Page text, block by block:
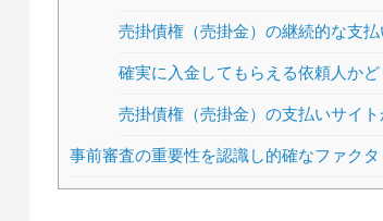
売掛債権（売掛金）の継続的な支
確実に入金してもらえる依頼人か
売掛債権（売掛金）の支払いサイ
事前審査の重要性を認識し的確なファク